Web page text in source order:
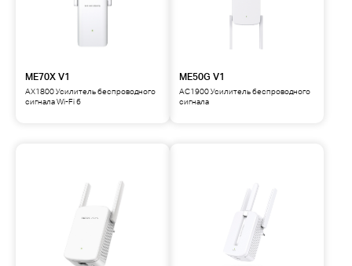
ME70X V1
AX1800 Усилитель беспроводного
сигнала Wi-Fi 6
ME50G V1
AC1900 Усилитель беспроводного
сигнала